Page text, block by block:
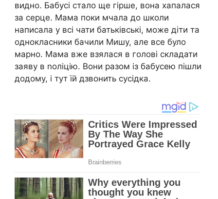
видно. Бабусі стало ще гірше, вона хапалася
за серце. Мама поки мчала до школи
написала у всі чати батьківські, може діти та
однокласники бачили Мишу, але все було
марно. Мама вже взялася в голові складати
заяву в nоліцію. Вони разом із бабусею пішли
додому, і тут їй дзвонить сусідка.